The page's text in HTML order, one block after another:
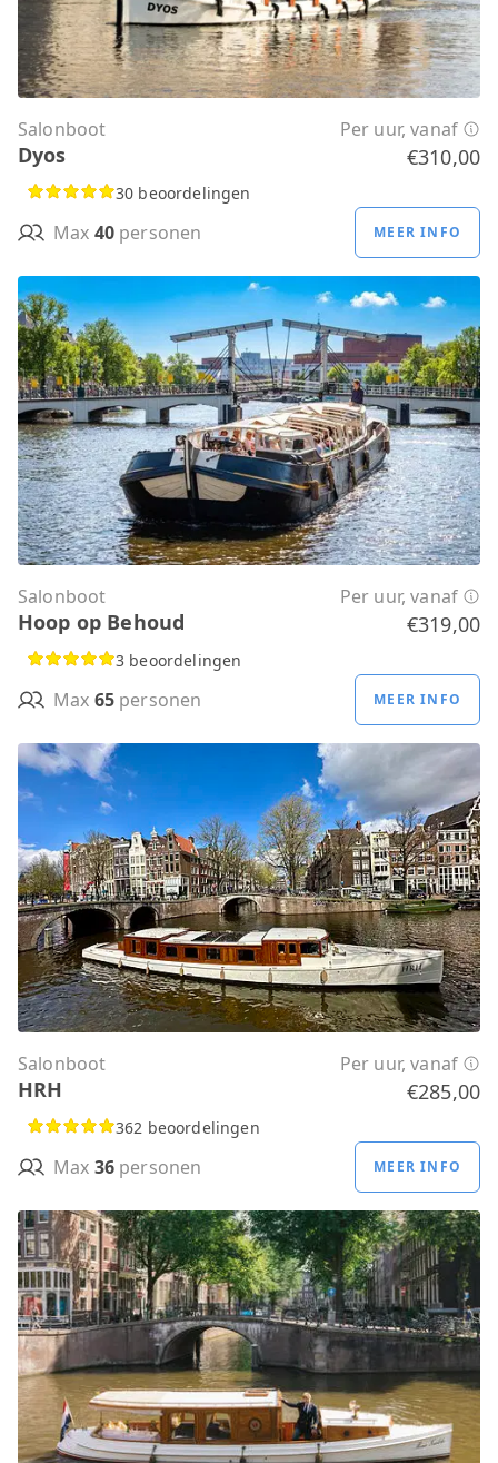
Salonboot Per uur, vanaf
Dyos €310,00
30 beoordelingen
Max 40personen MEER INFO
Salonboot Per uur, vanaf
Hoop op Behoud €319,00
3 beoordelingen
Max 65personen MEER INFO
Salonboot Per uur, vanaf
HRH €285,00
362 beoordelingen
Max 36personen MEER INFO